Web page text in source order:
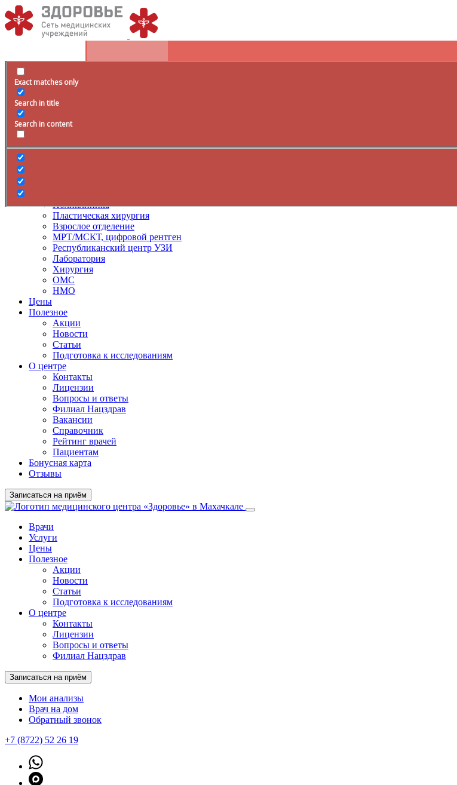
Exact matches only
Search in title
Search in content
Расписание
+79285399105 Время работы
Поликлиника
Пластическая хирургия
Взрослое отделение
МРТ/МСКТ, цифровой рентген
Республиканский центр УЗИ
Лаборатория
Хирургия
ОМС
НМО
Цены
Полезное
Акции
Новости
Статьи
Подготовка к исследованиям
О центре
Контакты
Лицензии
Вопросы и ответы
Филиал Нацздрав
Вакансии
Справочник
Рейтинг врачей
Пациентам
Бонусная карта
Отзывы
Записаться на приём
Врачи
Услуги
Цены
Полезное
Акции
Новости
Статьи
Подготовка к исследованиям
О центре
Контакты
Лицензии
Вопросы и ответы
Филиал Нацздрав
Записаться на приём
Мои анализы
Врач на дом
Обратный звонок
+7 (8722) 52 26 19